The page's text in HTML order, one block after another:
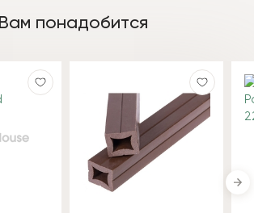
Вам понадобится